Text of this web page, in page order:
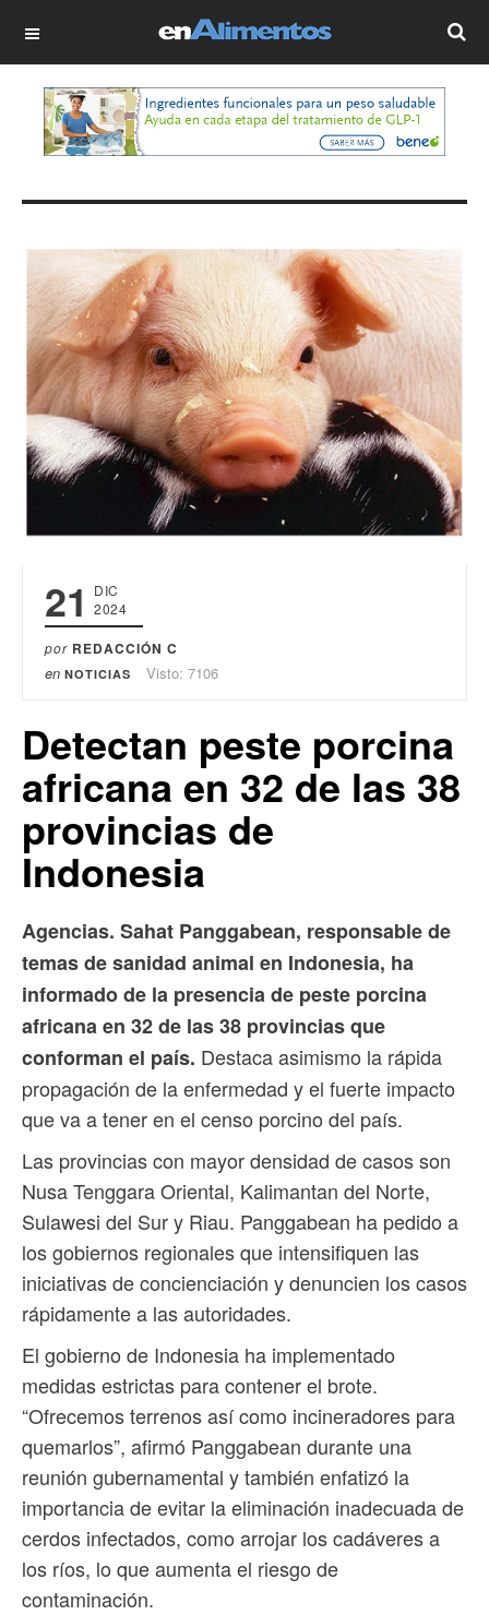
OFF CANVAS
21
DIC
2024
por REDACCIÓN C
en NOTICIAS Visto: 7106
Detectan peste porcina
africana en 32 de las 38
provincias de
Indonesia
Agencias. Sahat Panggabean, responsable de
temas de sanidad animal en Indonesia, ha
informado de la presencia de peste porcina
africana en 32 de las 38 provincias que
conforman el país. Destaca asimismo la rápida
propagación de la enfermedad y el fuerte impacto
que va a tener en el censo porcino del país.
Las provincias con mayor densidad de casos son
Nusa Tenggara Oriental, Kalimantan del Norte,
Sulawesi del Sur y Riau. Panggabean ha pedido a
los gobiernos regionales que intensifiquen las
iniciativas de concienciación y denuncien los casos
rápidamente a las autoridades.
El gobierno de Indonesia ha implementado
medidas estrictas para contener el brote.
“Ofrecemos terrenos así como incineradores para
quemarlos”, afirmó Panggabean durante una
reunión gubernamental y también enfatizó la
importancia de evitar la eliminación inadecuada de
cerdos infectados, como arrojar los cadáveres a
los ríos, lo que aumenta el riesgo de
contaminación.